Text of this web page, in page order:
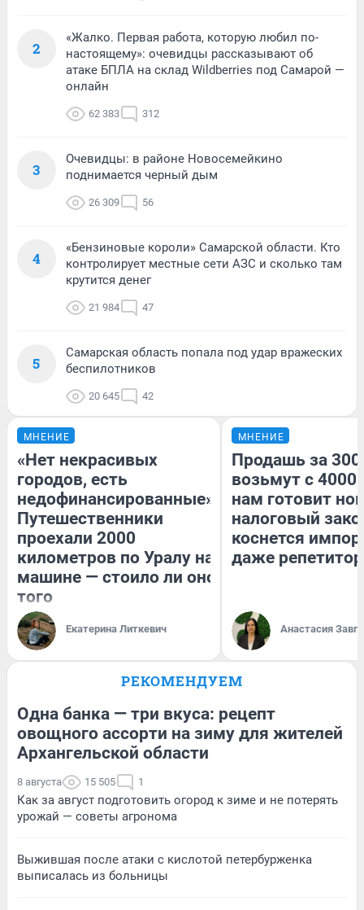
2
«Жалко. Первая работа, которую любил по-
настоящему»: очевидцы рассказывают об
атаке БПЛА на склад Wildberries под Самарой —
онлайн
62 383 312
3
Очевидцы: в районе Новосемейкино
поднимается черный дым
26 309 56
4
«Бензиновые короли» Самарской области. Кто
контролирует местные сети АЗС и сколько там
крутится денег
21 984 47
5
Самарская область попала под удар вражеских
беспилотников
20 645 42
МНЕНИЕ
«Нет некрасивых
городов, есть
недофинансированные».
Путешественники
проехали 2000
километров по Уралу на
машине — стоило ли оно
того
Екатерина Литкевич
МНЕНИЕ
Продашь за
возьмут с
нам готовит
налоговый
коснется
даже
Анастасия
РЕКОМЕНДУЕМ
Одна банка — три вкуса: рецепт
овощного ассорти на зиму для жителей
Архангельской области
8 августа 15 505 1
Как за август подготовить огород к зиме и не потерять
урожай — советы агронома
Выжившая после атаки с кислотой петербурженка
выписалась из больницы